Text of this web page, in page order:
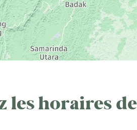
les horaires